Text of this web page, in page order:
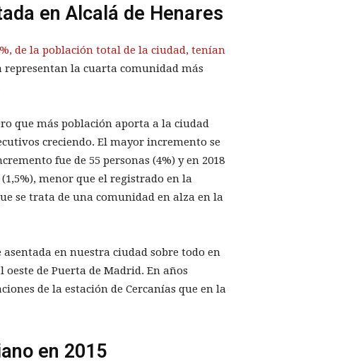
en Alcalá de Henares
de la población total de la ciudad, tenían
representan la cuarta comunidad más
que más población aporta a la ciudad
creciendo. El mayor incremento se
fue de 55 personas (4%) y en 2018
menor que el registrado en la
se trata de una comunidad en alza en la
en nuestra ciudad sobre todo en
de Puerta de Madrid. En años
de la estación de Cercanías que en la
en 2015